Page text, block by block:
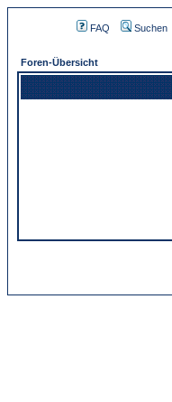
FAQ Suchen
Foren-Übersicht